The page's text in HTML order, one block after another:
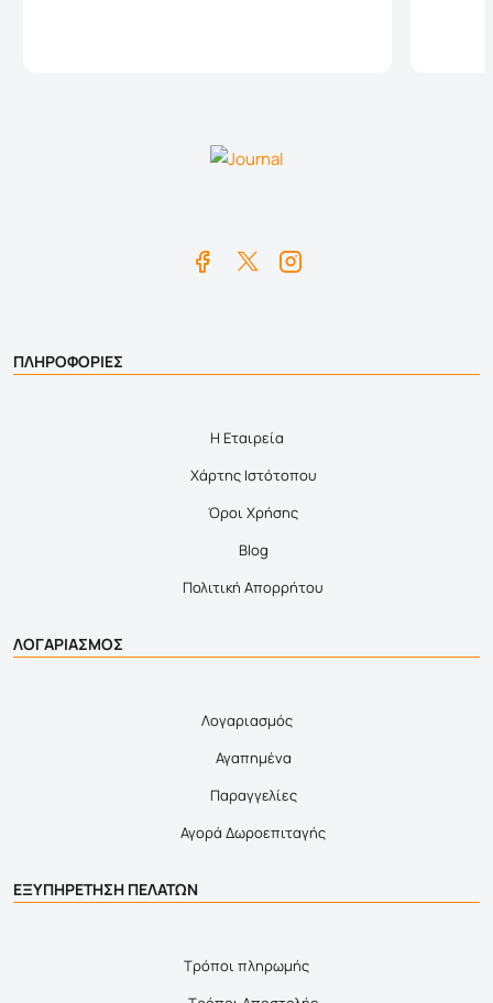
ΠΛΗΡΟΦΟΡΙΕΣ
Η Εταιρεία
Χάρτης Ιστότοπου
Όροι Χρήσης
Blog
Πολιτική Απορρήτου
ΛΟΓΑΡΙΑΣΜΟΣ
Λογαριασμός
Αγαπημένα
Παραγγελίες
Αγορά Δωροεπιταγής
ΕΞΥΠΗΡΕΤΗΣΗ ΠΕΛΑΤΩΝ
Τρόποι πληρωμής